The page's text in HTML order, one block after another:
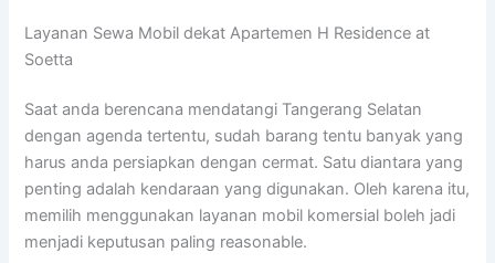
Layanan Sewa Mobil dekat Apartemen H Residence at
Soetta
Saat anda berencana mendatangi Tangerang Selatan
dengan agenda tertentu, sudah barang tentu banyak yang
harus anda persiapkan dengan cermat. Satu diantara yang
penting adalah kendaraan yang digunakan. Oleh karena itu,
memilih menggunakan layanan mobil komersial boleh jadi
menjadi keputusan paling reasonable.